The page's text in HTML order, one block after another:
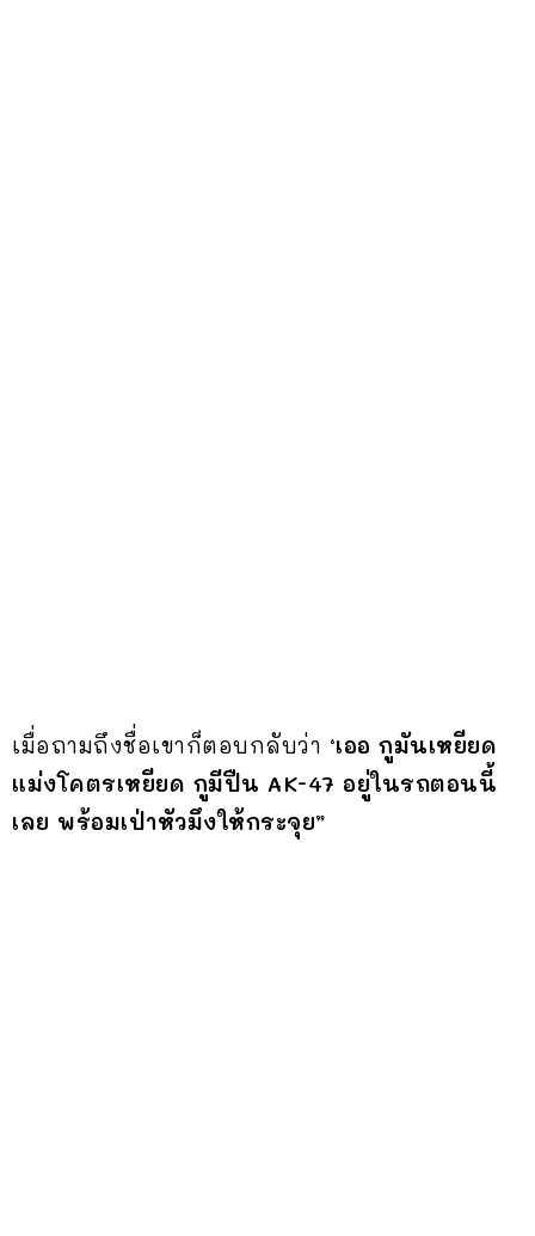
เมื่อถามถึงชื่อเขาก็ตอบกลับว่า ‘เออ กูมันเหยียด
แม่งโคตรเหยียด กูมีปืน AK-47 อยู่ในรถตอนนี้
เลย พร้อมเป่าหัวมึงให้กระจุย”